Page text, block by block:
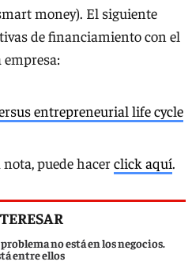
money). El siguiente
de financiamiento con el
empresa:
puede hacerclick aquí.
no está en los negocios.
entre ellos